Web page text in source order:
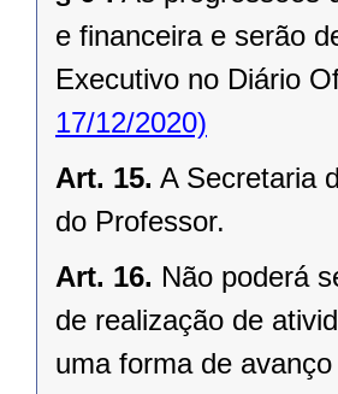
e financeira e serão
Executivo no Diário
17/12/2020)
Art. 15. A Secretaria
do Professor.
Art. 16. Não poderá
de realização de
uma forma de